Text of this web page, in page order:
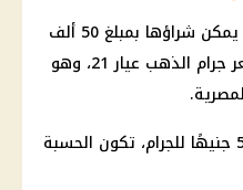
يعتمد حساب كمية الذهب التي يمكن شراؤها بمبلغ 50 ألف
جنيه على قسمة المبلغ على سعر جرام الذهب عيار 21، وهو
وبحسب السعر المذكور عند 5760 جنيهًا للجرام، تكون الحسبة